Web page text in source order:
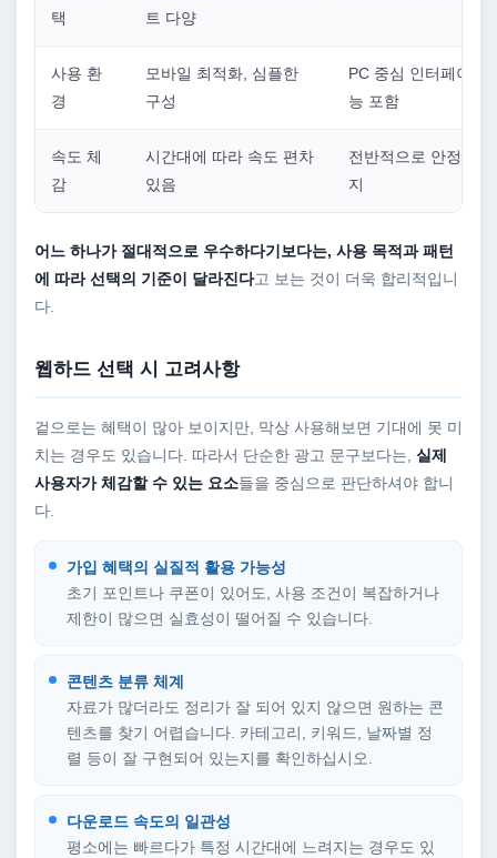
택
트 다양
사용 환
경
모바일 최적화, 심플한
구성
PC 중심 인터페이스,
능 포함
속도 체
감
시간대에 따라 속도 편차
있음
전반적으로 안정적인
지
어느 하나가 절대적으로 우수하다기보다는, 사용 목적과 패턴
에 따라 선택의 기준이 달라진다고 보는 것이 더욱 합리적입니
다.
웹하드 선택 시 고려사항
겉으로는 혜택이 많아 보이지만, 막상 사용해보면 기대에 못 미
치는 경우도 있습니다. 따라서 단순한 광고 문구보다는, 실제
사용자가 체감할 수 있는 요소들을 중심으로 판단하셔야 합니
다.
가입 혜택의 실질적 활용 가능성
초기 포인트나 쿠폰이 있어도, 사용 조건이 복잡하거나
제한이 많으면 실효성이 떨어질 수 있습니다.
콘텐츠 분류 체계
자료가 많더라도 정리가 잘 되어 있지 않으면 원하는 콘
텐츠를 찾기 어렵습니다. 카테고리, 키워드, 날짜별 정
렬 등이 잘 구현되어 있는지를 확인하십시오.
다운로드 속도의 일관성
평소에는 빠르다가 특정 시간대에 느려지는 경우도 있